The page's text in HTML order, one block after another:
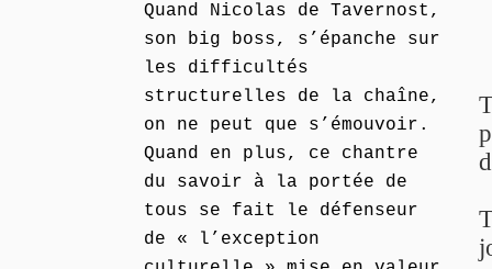
Quand Nicolas de Tavernost,
son big boss, s’épanche sur
les difficultés
structurelles de la chaîne,
on ne peut que s’émouvoir.
Quand en plus, ce chantre
du savoir à la portée de
tous se fait le défenseur
de « l’exception